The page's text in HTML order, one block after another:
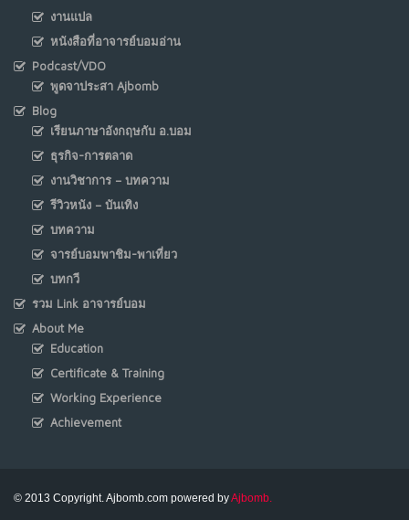
งานแปล
หนังสือที่อาจารย์บอมอ่าน
Podcast/VDO
พูดจาประสา Ajbomb
Blog
เรียนภาษาอังกฤษกับ อ.บอม
ธุรกิจ-การตลาด
งานวิชาการ – บทความ
รีวิวหนัง – บันเทิง
บทความ
จารย์บอมพาชิม-พาเที่ยว
บทกวี
รวม Link อาจารย์บอม
About Me
Education
Certificate & Training
Working Experience
Achievement
© 2013 Copyright. Ajbomb.com powered byAjbomb.